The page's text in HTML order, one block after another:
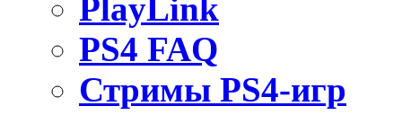
PlayLink
PS4 FAQ
Стримы PS4-игр